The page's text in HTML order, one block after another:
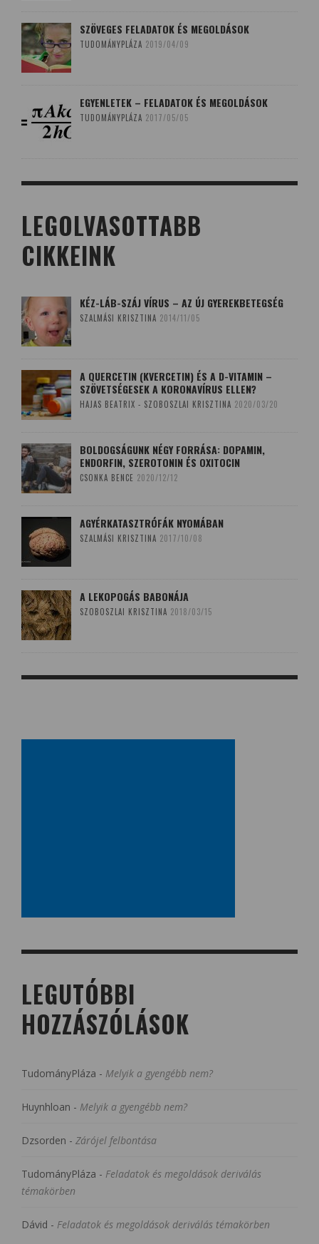
SZÖVEGES FELADATOK ÉS MEGOLDÁSOK
TUDOMÁNYPLÁZA 2019/04/09
EGYENLETEK – FELADATOK ÉS MEGOLDÁSOK
TUDOMÁNYPLÁZA 2017/05/05
LEGOLVASOTTABB
CIKKEINK
KÉZ-LÁB-SZÁJ VÍRUS – AZ ÚJ GYEREKBETEGSÉG
SZALMÁSI KRISZTINA 2014/11/05
A QUERCETIN (KVERCETIN) ÉS A D-VITAMIN –
SZÖVETSÉGESEK A KORONAVÍRUS ELLEN?
HAJAS BEATRIX - SZOBOSZLAI KRISZTINA 2020/03/20
BOLDOGSÁGUNK NÉGY FORRÁSA: DOPAMIN,
ENDORFIN, SZEROTONIN ÉS OXITOCIN
CSONKA BENCE 2020/12/12
AGYÉRKATASZTRÓFÁK NYOMÁBAN
SZALMÁSI KRISZTINA 2017/10/08
A LEKOPOGÁS BABONÁJA
SZOBOSZLAI KRISZTINA 2018/03/15
LEGUTÓBBI
HOZZÁSZÓLÁSOK
TudományPláza - Melyik a gyengébb nem?
Huynhloan - Melyik a gyengébb nem?
Dzsorden - Zárójel felbontása
TudományPláza - Feladatok és megoldások deriválás
témakörben
Dávid - Feladatok és megoldások deriválás témakörben